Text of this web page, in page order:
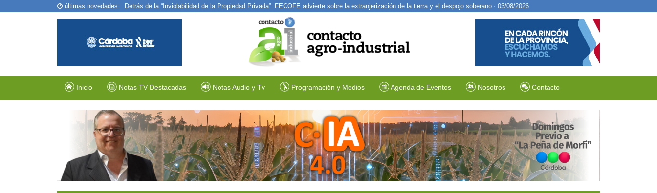
últimas novedades:
Detrás de la “Inviolabilidad de la Propiedad Privada”: FECOFE advierte sobre la extranjerización de la tierra y el despojo soberano · 03/08/2026
Tecnología e innovación: así crece Indupla Río Tercero · 03/08/2026
Inicio Notas TV Destacadas Notas Audio y Tv Programación y Medios Agenda de Eventos Nosotros Contacto